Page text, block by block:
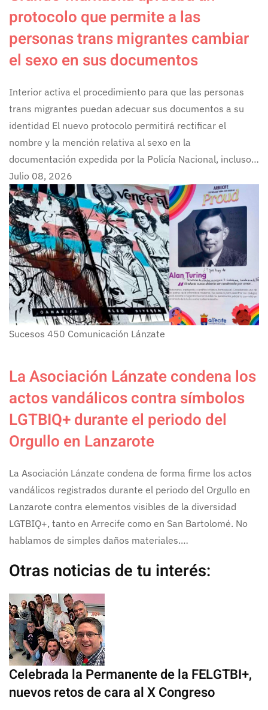
protocolo que permite a las
personas trans migrantes cambiar
el sexo en sus documentos
Interior activa el procedimiento para que las personas
trans migrantes puedan adecuar sus documentos a su
identidad El nuevo protocolo permitirá rectificar el
nombre y la mención relativa al sexo en la
documentación expedida por la Policía Nacional, incluso…
Julio 08, 2026
Sucesos 450 Comunicación Lánzate
La Asociación Lánzate condena los
actos vandálicos contra símbolos
LGTBIQ+ durante el periodo del
Orgullo en Lanzarote
La Asociación Lánzate condena de forma firme los actos
vandálicos registrados durante el periodo del Orgullo en
Lanzarote contra elementos visibles de la diversidad
LGTBIQ+, tanto en Arrecife como en San Bartolomé. No
hablamos de simples daños materiales.…
Otras noticias de tu interés:
Celebrada la Permanente de la FELGTBI+,
nuevos retos de cara al X Congreso